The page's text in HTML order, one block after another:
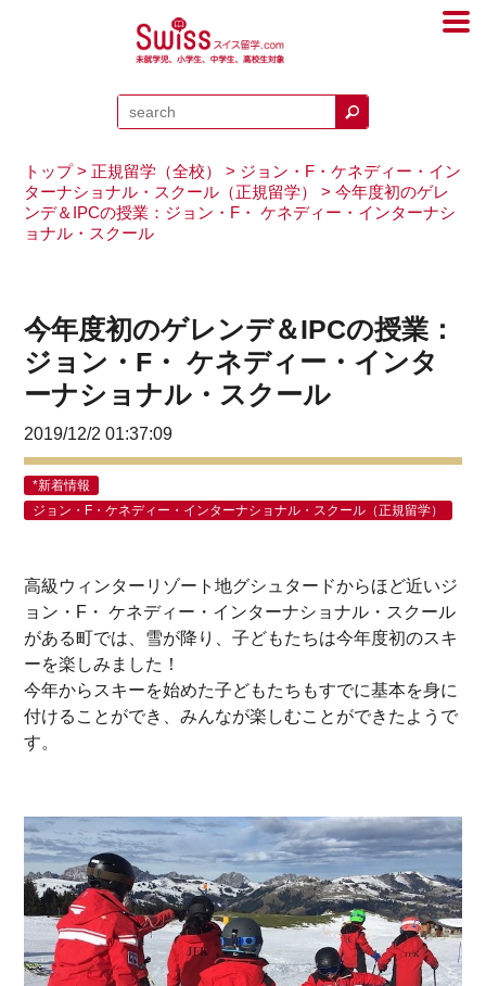
トップ> 正規留学（全校） > ジョン・F・ケネディー・イン
ターナショナル・スクール（正規留学）
> 今年度初のゲレ
ンデ＆IPCの授業：ジョン・F・ ケネディー・インターナシ
ョナル・スクール
今年度初のゲレンデ＆IPCの授業：
ジョン・F・ ケネディー・インタ
ーナショナル・スクール
2019/12/2 01:37:09
*新着情報
ジョン・F・ケネディー・インターナショナル・スクール（正規留学）
高級ウィンターリゾート地グシュタードからほど近いジ
ョン・F・ ケネディー・インターナショナル・スクール
がある町では、雪が降り、子どもたちは今年度初のスキ
ーを楽しみました！
今年からスキーを始めた子どもたちもすでに基本を身に
付けることができ、みんなが楽しむことができたようで
す。